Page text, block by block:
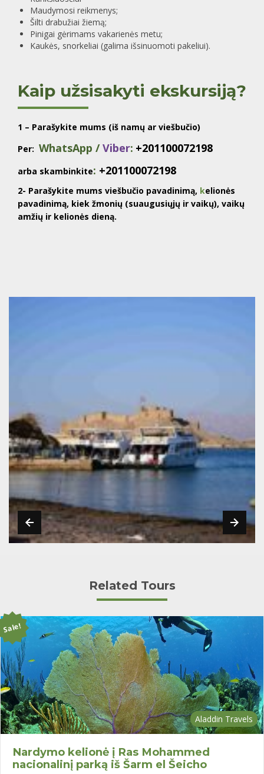
Maudymosi reikmenys;
Šilti drabužiai žiemą;
Pinigai gėrimams vakarienės metu;
Kaukės, snorkeliai (galima išsinuomoti pakeliui).
Kaip užsisakyti ekskursiją?
1 – Parašykite mums (iš namų ar viešbučio)
Per: WhatsApp /Viber: +201100072198
arba skambinkite: +201100072198
2- Parašykite mums viešbučio pavadinimą, kelionės
pavadinimą, kiek žmonių (suaugusiųjų ir vaikų), vaikų
amžių ir kelionės dieną.
Related Tours
Sale!
Aladdin Travels
Nardymo kelionė į Ras Mohammed
nacionalinį parką iš Šarm el Šeicho